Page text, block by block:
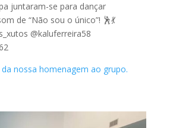
juntaram-se para dançar
de “Não sou o único”! 🕺💃
@kaluferreira58
nossa homenagem ao grupo.